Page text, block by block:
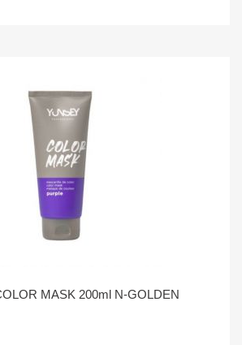
MASK 200ml N-GOLDEN